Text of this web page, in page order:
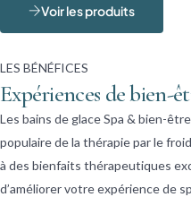
Voir les produits
LES BÉNÉFICES
Expériences de bien-
Les bains de glace Spa & bien-
populaire de la thérapie par le
à des bienfaits thérapeutiques
d’améliorer votre expérience de